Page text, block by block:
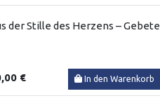
der Stille des Herzens – Gebete
€ In den Warenkorb